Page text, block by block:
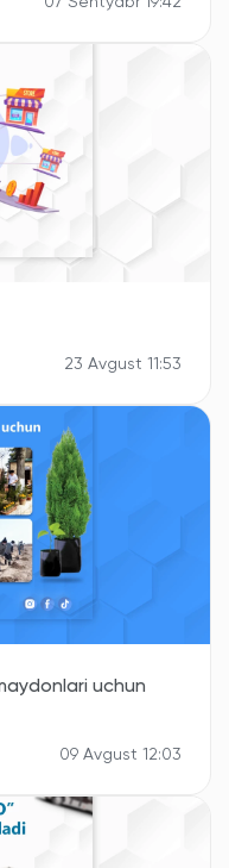
23 Avgust 11:53
uchun
09 Avgust 12:03